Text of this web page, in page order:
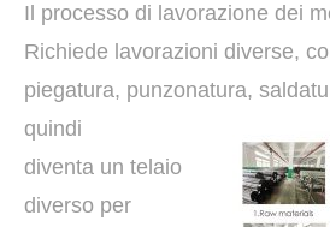
Il processo di lavorazione dei
Richiede lavorazioni diverse,
piegatura, punzonatura,
quindi
diventa un telaio
diverso per